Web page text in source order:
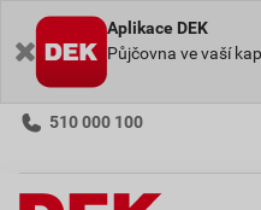
Aplikace DEK
Půjčovna ve vaší
510 000 100